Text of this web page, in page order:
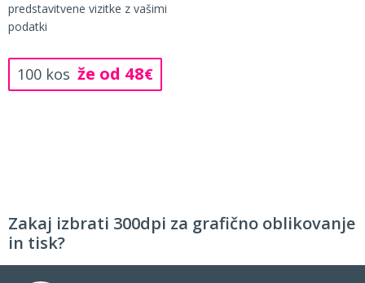
predstavitvene vizitke z vašimi
podatki
100 kos že od 48€
Zakaj izbrati 300dpi za grafično oblikovanje
in tisk?